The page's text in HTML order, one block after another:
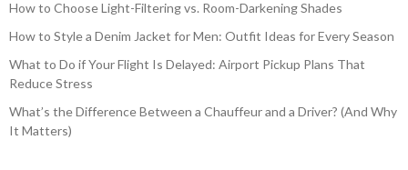
How to Choose Light-Filtering vs. Room-Darkening Shades
How to Style a Denim Jacket for Men: Outfit Ideas for Every Season
What to Do if Your Flight Is Delayed: Airport Pickup Plans That
Reduce Stress
What’s the Difference Between a Chauffeur and a Driver? (And Why
It Matters)